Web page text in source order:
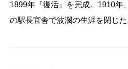
1899年『復活』を完成。1910年
の駅長官舎で波瀾の生涯を閉じた